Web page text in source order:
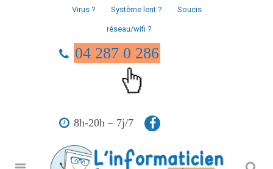
Virus ? Système lent ? Soucis
réseau/wifi ?
04 287 0 286
8h-20h – 7j/7